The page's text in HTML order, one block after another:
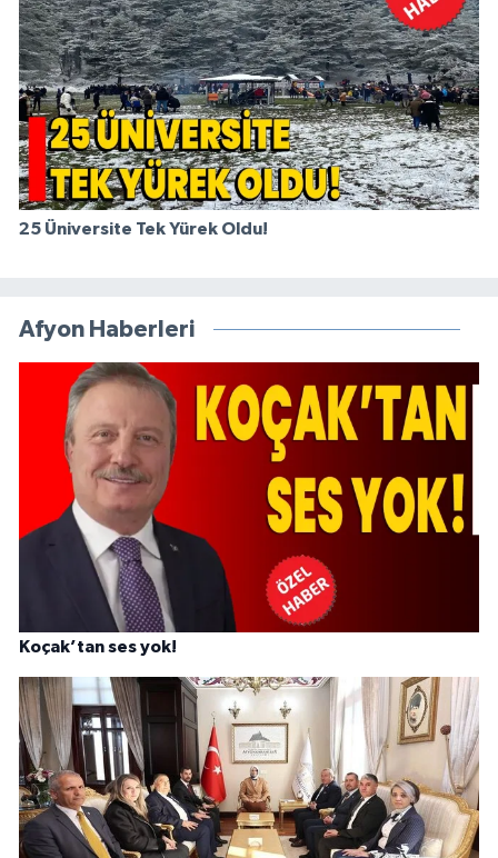
25 Üniversite Tek Yürek Oldu!
Afyon Haberleri
Koçak’tan ses yok!